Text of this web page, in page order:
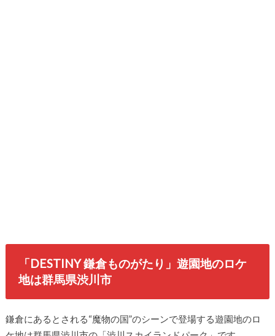
「DESTINY 鎌倉ものがたり」遊園地のロケ
地は群馬県渋川市
鎌倉にあるとされる“魔物の国”のシーンで登場する遊園地のロ